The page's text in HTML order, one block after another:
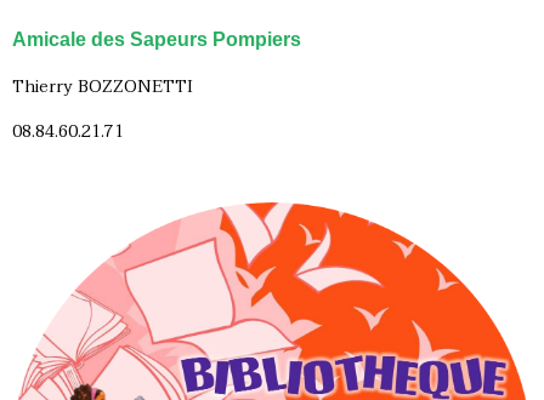
Amicale des Sapeurs Pompiers
Thierry BOZZONETTI
08.84.60.21.71